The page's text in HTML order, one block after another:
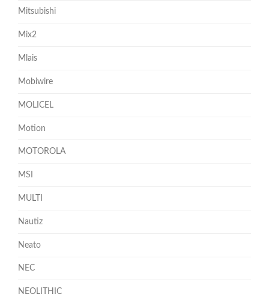
Mitsubishi
Mix2
Mlais
Mobiwire
MOLICEL
Motion
MOTOROLA
MSI
MULTI
Nautiz
Neato
NEC
NEOLITHIC